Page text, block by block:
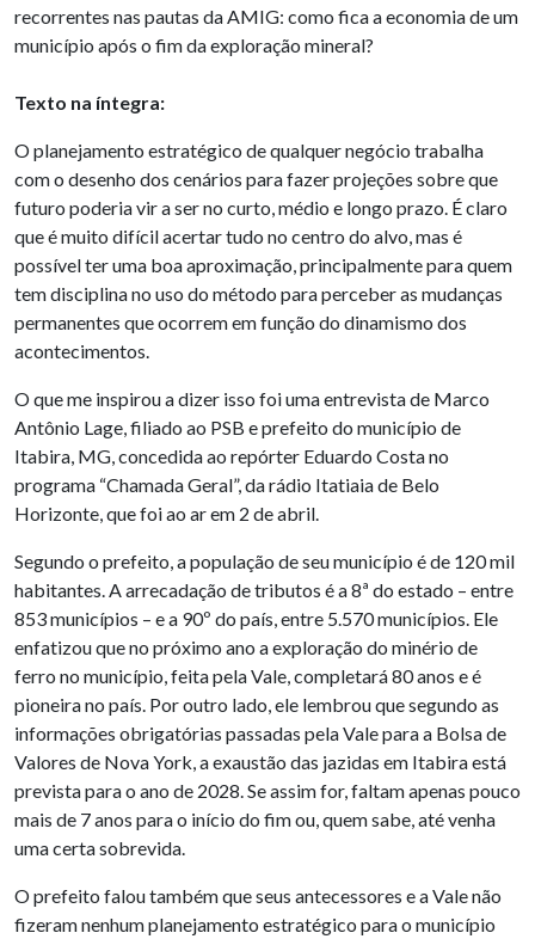
recorrentes nas pautas da AMIG: como fica a economia de um
município após o fim da exploração mineral?
Texto na íntegra:
O planejamento estratégico de qualquer negócio trabalha
com o desenho dos cenários para fazer projeções sobre que
futuro poderia vir a ser no curto, médio e longo prazo. É claro
que é muito difícil acertar tudo no centro do alvo, mas é
possível ter uma boa aproximação, principalmente para quem
tem disciplina no uso do método para perceber as mudanças
permanentes que ocorrem em função do dinamismo dos
acontecimentos.
O que me inspirou a dizer isso foi uma entrevista de Marco
Antônio Lage, filiado ao PSB e prefeito do município de
Itabira, MG, concedida ao repórter Eduardo Costa no
programa “Chamada Geral”, da rádio Itatiaia de Belo
Horizonte, que foi ao ar em 2 de abril.
Segundo o prefeito, a população de seu município é de 120 mil
habitantes. A arrecadação de tributos é a 8ª do estado – entre
853 municípios – e a 90º do país, entre 5.570 municípios. Ele
enfatizou que no próximo ano a exploração do minério de
ferro no município, feita pela Vale, completará 80 anos e é
pioneira no país. Por outro lado, ele lembrou que segundo as
informações obrigatórias passadas pela Vale para a Bolsa de
Valores de Nova York, a exaustão das jazidas em Itabira está
prevista para o ano de 2028. Se assim for, faltam apenas pouco
mais de 7 anos para o início do fim ou, quem sabe, até venha
uma certa sobrevida.
O prefeito falou também que seus antecessores e a Vale não
fizeram nenhum planejamento estratégico para o município